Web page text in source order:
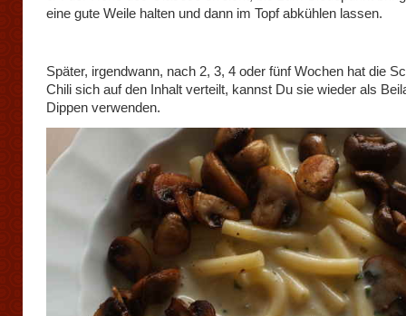
eine gute Weile halten und dann im Topf abkühlen lassen.
Später, irgendwann, nach 2, 3, 4 oder fünf Wochen hat die
Chili sich auf den Inhalt verteilt, kannst Du sie wieder als
Dippen verwenden.